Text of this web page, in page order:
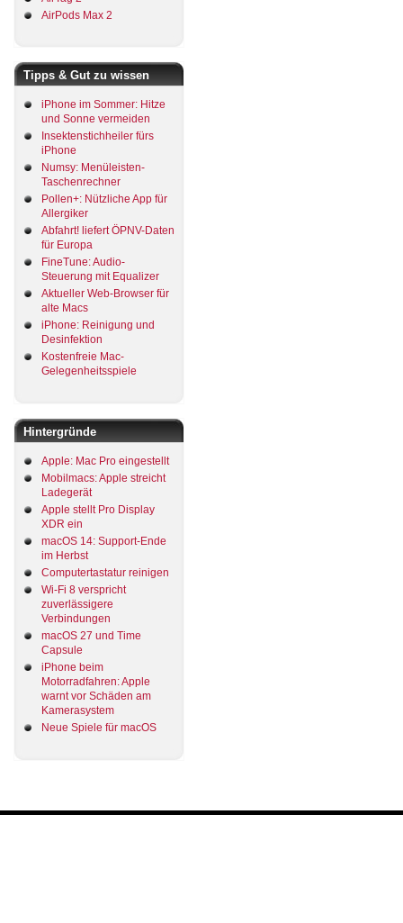
AirPods Max 2
Tipps & Gut zu wissen
iPhone im Sommer: Hitze
und Sonne vermeiden
Insektenstichheiler fürs
iPhone
Numsy: Menüleisten-
Taschenrechner
Pollen+: Nützliche App für
Allergiker
Abfahrt! liefert ÖPNV-Daten
für Europa
FineTune: Audio-
Steuerung mit Equalizer
Aktueller Web-Browser für
alte Macs
iPhone: Reinigung und
Desinfektion
Kostenfreie Mac-
Gelegenheitsspiele
Hintergründe
Apple: Mac Pro eingestellt
Mobilmacs: Apple streicht
Ladegerät
Apple stellt Pro Display
XDR ein
macOS 14: Support-Ende
im Herbst
Computertastatur reinigen
Wi-Fi 8 verspricht
zuverlässigere
Verbindungen
macOS 27 und Time
Capsule
iPhone beim
Motorradfahren: Apple
warnt vor Schäden am
Kamerasystem
Neue Spiele für macOS